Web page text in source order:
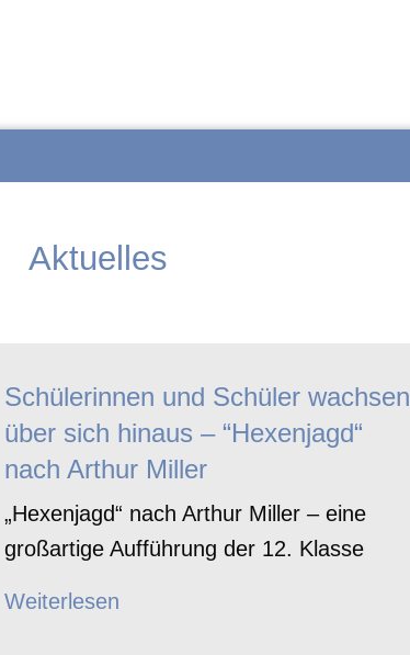
Aktuelles
Schülerinnen und Schüler wachsen
über sich hinaus – “Hexenjagd“
nach Arthur Miller
„Hexenjagd“ nach Arthur Miller – eine
großartige Aufführung der 12. Klasse
Weiterlesen